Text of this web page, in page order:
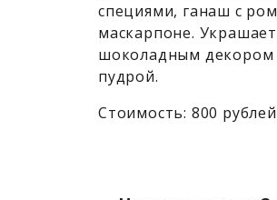
специями, ганаш с
маскарпоне.
шоколадным декором
пудрой.
Стоимость: 800